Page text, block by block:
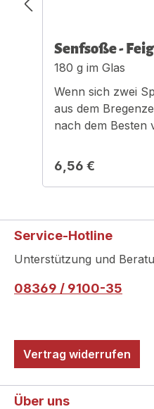
Senfsoße -
180 g im Glas
Wenn sich zwei
aus dem
nach dem Besten
Gaumen.Optimal
Regulärer Preis:
6,56 €
Service-Hotline
Unterstützung und
08369 / 9100-35
Vertrag widerrufen
Über uns